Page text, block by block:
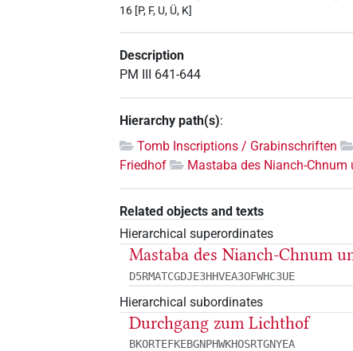
16 [P, F, U, Ü, K]
Description
PM III 641-644
Hierarchy path(s):
Tomb Inscriptions / Grabinschriften
Friedhof
Mastaba des Nianch-Chnum
Related objects and texts
Hierarchical superordinates
Mastaba des Nianch-Chnum
D5RMATCGDJE3HHVEA3OFWHC3UE
Hierarchical subordinates
Durchgang zum Lichthof
BKORTEFKEBGNPHWKHOSRTGNYEA